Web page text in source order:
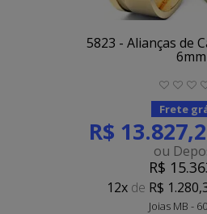
5823 - Alianças de
6mm
Frete
R$
ou
R$
12x de R$
Joias MB -